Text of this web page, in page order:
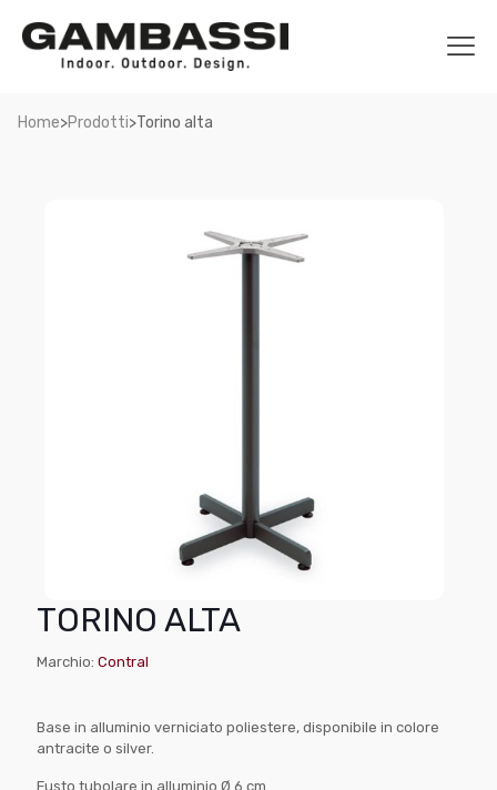
Home>Prodotti>Torino alta
TORINO ALTA
Marchio: Contral
Base in alluminio verniciato poliestere, disponibile in colore
antracite o silver.
Fusto tubolare in alluminio Ø 6 cm.